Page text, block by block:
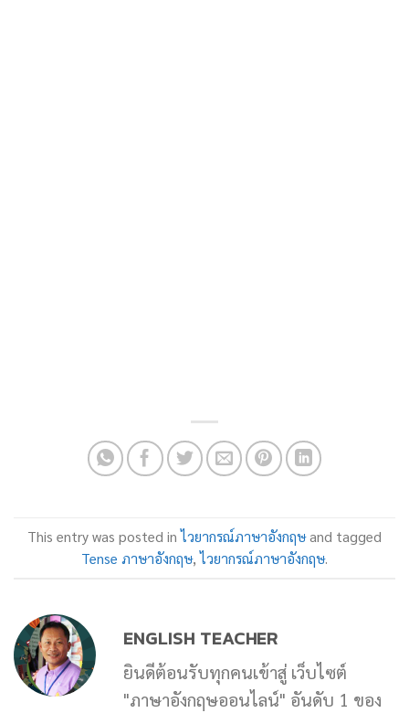
This entry was posted inไวยากรณ์ภาษาอังกฤษand tagged
Tense ภาษาอังกฤษ,ไวยากรณ์ภาษาอังกฤษ.
ENGLISH TEACHER
ยินดีต้อนรับทุกคนเข้าสู่ เว็บไซต์
"ภาษาอังกฤษออนไลน์" อันดับ 1 ของ